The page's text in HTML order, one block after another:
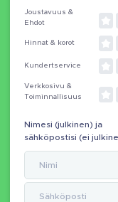
Joustavuus &
Ehdot
Hinnat & korot
Kundertservice
Verkkosivu &
Toiminnallisuus
Nimesi (julkinen) ja
sähköpostisi (ei